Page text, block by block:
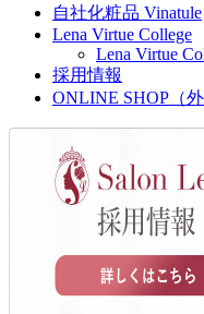
自社化粧品 Vinatule
Lena Virtue College
Lena Virtue
採用情報
ONLINE SHOP（外